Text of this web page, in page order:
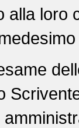
alla loro